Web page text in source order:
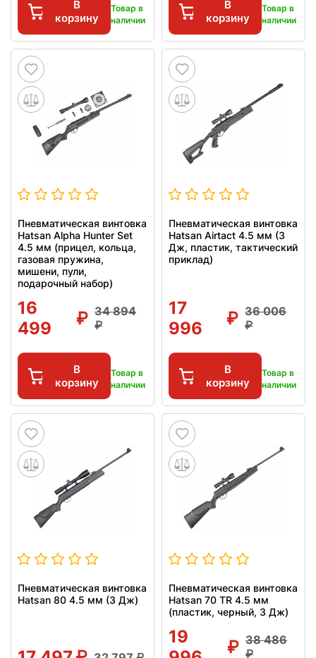
В
корзину
Товар в
наличии
В
корзину
Товар в
наличии
Пневматическая винтовка
Hatsan Alpha Hunter Set
4.5 мм (прицел, кольца,
газовая пружина,
мишени, пули,
подарочный набор)
16
499
34 894
В
корзину
Товар в
наличии
Пневматическая винтовка
Hatsan Airtact 4.5 мм (3
Дж, пластик, тактический
приклад)
17
996
36 006
В
корзину
Товар в
наличии
Пневматическая винтовка
Hatsan 80 4.5 мм (3 Дж)
Пневматическая винтовка
Hatsan 70 TR 4.5 мм
(пластик, черный, 3 Дж)
19
38 486